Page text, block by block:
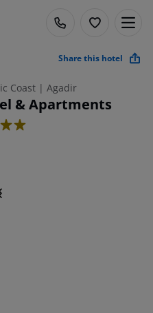
Share this hotel
Coast | Agadir
& Apartments